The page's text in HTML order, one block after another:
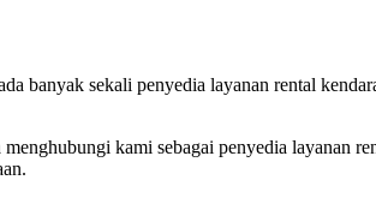
banyak sekali penyedia layanan rental
kami sebagai penyedia layanan